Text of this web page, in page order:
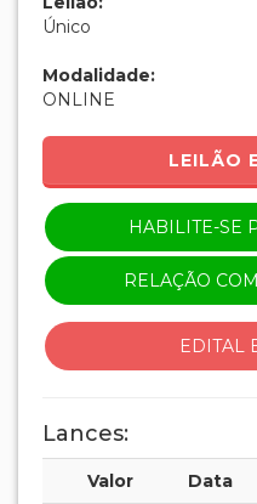
Único
Modalidade:
ONLINE
LEILÃO
HABILITE-SE
RELAÇÃO
EDITAL
Lances:
Valor Data